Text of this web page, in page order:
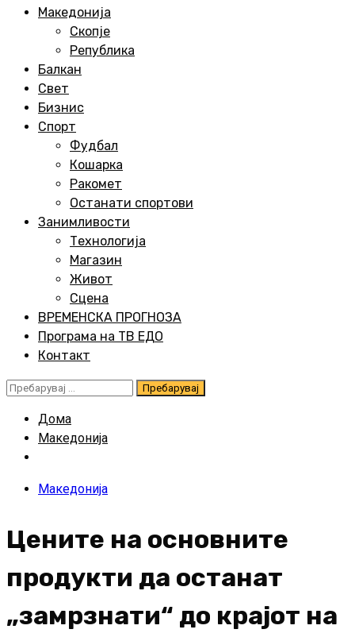
Македонија
Скопје
Република
Балкан
Свет
Бизнис
Спорт
Фудбал
Кошарка
Ракомет
Останати спортови
Занимливости
Технологија
Магазин
Живот
Сцена
ВРЕМЕНСКА ПРОГНОЗА
Програма на ТВ ЕДО
Контакт
Пребарувај
Дома
Македонија
Македонија
Цените на основните
продукти да останат
„замрзнати“ до крајот на